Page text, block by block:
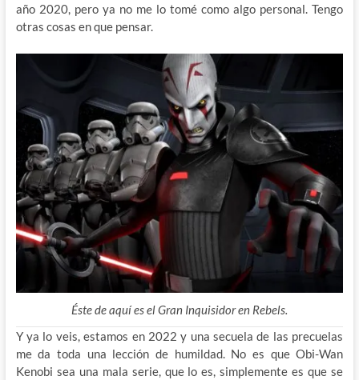
año 2020, pero ya no me lo tomé como algo personal. Tengo
otras cosas en que pensar.
Éste de aquí es el Gran Inquisidor en Rebels.
Y ya lo veis, estamos en 2022 y una secuela de las precuelas
me da toda una lección de humildad. No es que Obi-Wan
Kenobi sea una mala serie, que lo es, simplemente es que se